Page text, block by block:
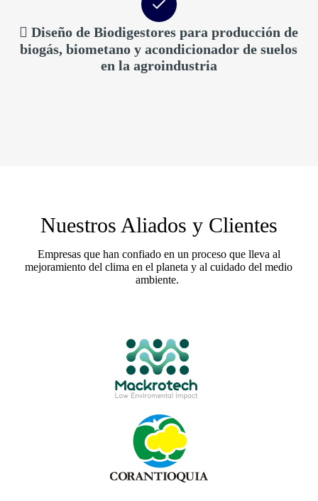
 Diseño de Biodigestores para producción de
biogás, biometano y acondicionador de suelos
en la agroindustria
Nuestros Aliados y Clientes
Empresas que han confiado en un proceso que lleva al
mejoramiento del clima en el planeta y al cuidado del medio
ambiente.